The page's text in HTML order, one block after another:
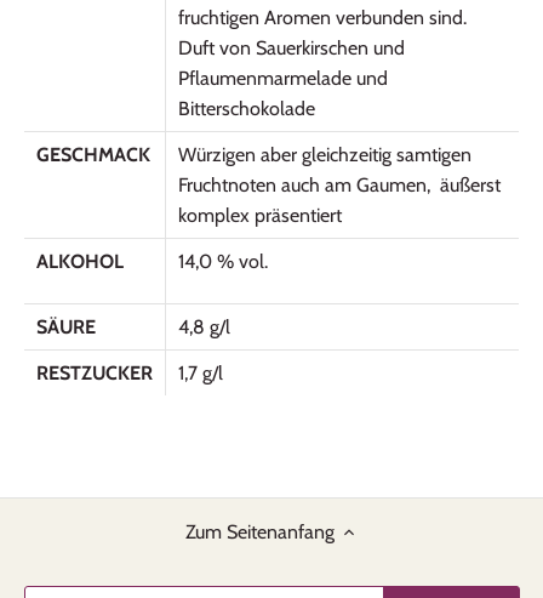
fruchtigen Aromen verbunden sind.
Duft von Sauerkirschen und
Pflaumenmarmelade und
Bitterschokolade
GESCHMACK
Würzigen aber gleichzeitig samtigen
Fruchtnoten auch am Gaumen, äußerst
komplex präsentiert
ALKOHOL
14,0 % vol.
SÄURE
4,8 g/l
RESTZUCKER
1,7 g/l
Zum Seitenanfang